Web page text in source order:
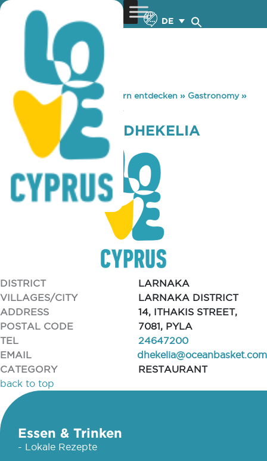
DE
You are here: Home »Zypern entdecken » Gastronomy»
OCEAN BASKET DHEKELIA
OCEAN BASKET DHEKELIA
DISTRICT
LARNAKA
VILLAGES/CITY
LARNAKA DISTRICT
ADDRESS
14, ITHAKIS STREET,
POSTAL CODE
7081, PYLA
TEL
24647200
EMAIL
dhekelia@oceanbasket.com
CATEGORY
RESTAURANT
back to top
Essen & Trinken
- Lokale Rezepte